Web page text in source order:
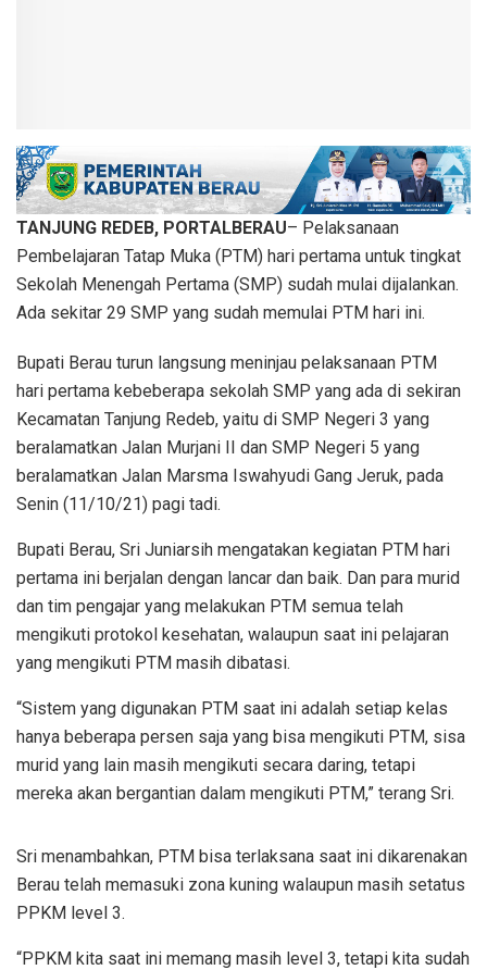
TANJUNG REDEB, PORTALBERAU– Pelaksanaan
Pembelajaran Tatap Muka (PTM) hari pertama untuk tingkat
Sekolah Menengah Pertama (SMP) sudah mulai dijalankan.
Ada sekitar 29 SMP yang sudah memulai PTM hari ini.
Bupati Berau turun langsung meninjau pelaksanaan PTM
hari pertama kebeberapa sekolah SMP yang ada di sekiran
Kecamatan Tanjung Redeb, yaitu di SMP Negeri 3 yang
beralamatkan Jalan Murjani II dan SMP Negeri 5 yang
beralamatkan Jalan Marsma Iswahyudi Gang Jeruk, pada
Senin (11/10/21) pagi tadi.
Bupati Berau, Sri Juniarsih mengatakan kegiatan PTM hari
pertama ini berjalan dengan lancar dan baik. Dan para murid
dan tim pengajar yang melakukan PTM semua telah
mengikuti protokol kesehatan, walaupun saat ini pelajaran
yang mengikuti PTM masih dibatasi.
“Sistem yang digunakan PTM saat ini adalah setiap kelas
hanya beberapa persen saja yang bisa mengikuti PTM, sisa
murid yang lain masih mengikuti secara daring, tetapi
mereka akan bergantian dalam mengikuti PTM,” terang Sri.
Sri menambahkan, PTM bisa terlaksana saat ini dikarenakan
Berau telah memasuki zona kuning walaupun masih setatus
PPKM level 3.
“PPKM kita saat ini memang masih level 3, tetapi kita sudah